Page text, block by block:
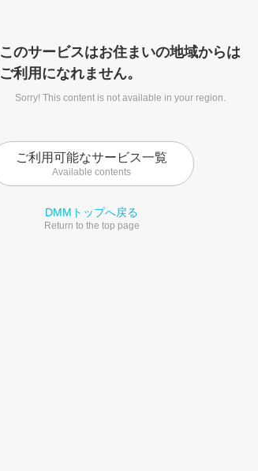
このサービスはお住まいの地域からは
ご利用になれません。
Sorry! This content is not available in your region.
ご利用可能なサービス一覧
Available contents
DMMトップへ戻る
Return to the top page